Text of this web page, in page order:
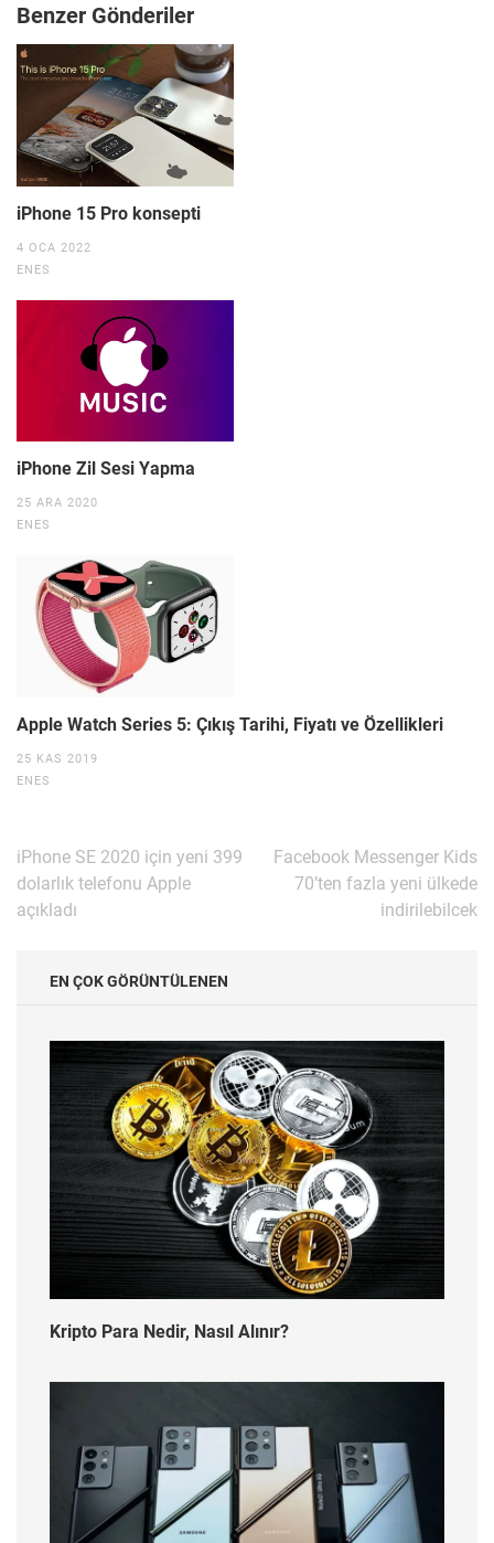
Benzer Gönderiler
iPhone 15 Pro konsepti
4 OCA 2022
ENES
iPhone Zil Sesi Yapma
25 ARA 2020
ENES
Apple Watch Series 5: Çıkış Tarihi, Fiyatı ve Özellikleri
25 KAS 2019
ENES
Yazı
gezinmesi
iPhone SE 2020 için yeni 399
dolarlık telefonu Apple
açıkladı
Facebook Messenger Kids
70’ten fazla yeni ülkede
indirilebilcek
EN ÇOK GÖRÜNTÜLENEN
Kripto Para Nedir, Nasıl Alınır?